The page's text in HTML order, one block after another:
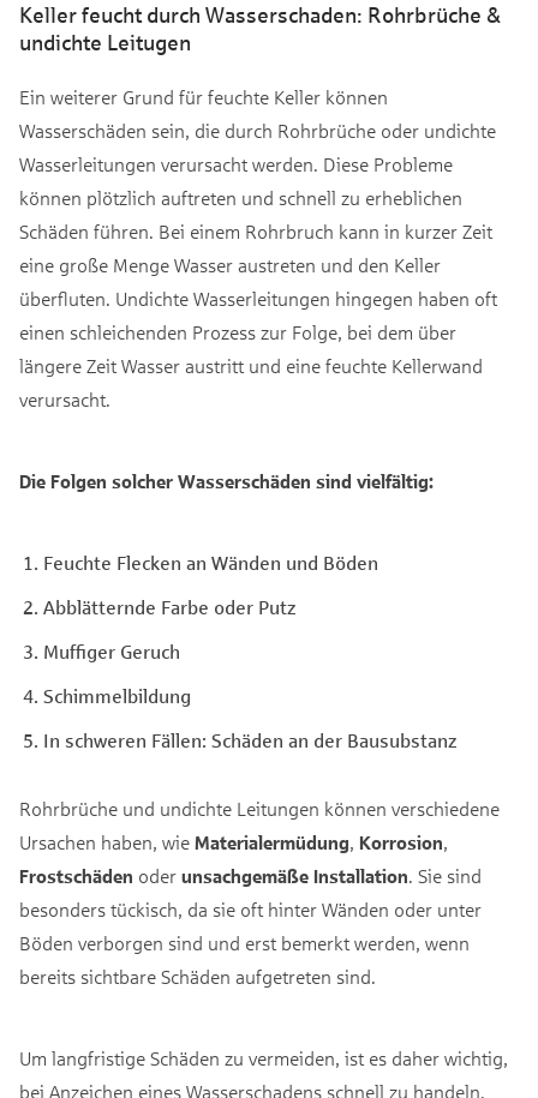
Keller feucht durch Wasserschaden: Rohrbrüche &
undichte Leitugen
Ein weiterer Grund für feuchte Keller können
Wasserschäden sein, die durch Rohrbrüche oder undichte
Wasserleitungen verursacht werden. Diese Probleme
können plötzlich auftreten und schnell zu erheblichen
Schäden führen. Bei einem Rohrbruch kann in kurzer Zeit
eine große Menge Wasser austreten und den Keller
überfluten. Undichte Wasserleitungen hingegen haben oft
einen schleichenden Prozess zur Folge, bei dem über
längere Zeit Wasser austritt und eine feuchte Kellerwand
verursacht.
Die Folgen solcher Wasserschäden sind vielfältig:
Feuchte Flecken an Wänden und Böden
Abblätternde Farbe oder Putz
Muffiger Geruch
Schimmelbildung
In schweren Fällen: Schäden an der Bausubstanz
Rohrbrüche und undichte Leitungen können verschiedene
Ursachen haben, wie Materialermüdung, Korrosion,
Frostschäden oder unsachgemäße Installation. Sie sind
besonders tückisch, da sie oft hinter Wänden oder unter
Böden verborgen sind und erst bemerkt werden, wenn
bereits sichtbare Schäden aufgetreten sind.
Um langfristige Schäden zu vermeiden, ist es daher wichtig,
bei Anzeichen eines Wasserschadens schnell zu handeln.